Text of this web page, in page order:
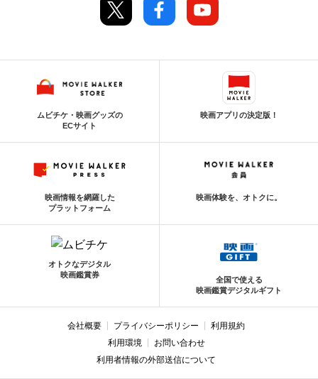
ムビチケ・映画グッズの
ECサイト
映画アプリの決定版！
映画情報を網羅した
プラットフォーム
映画体験を、オトクに。
オトクなデジタル
映画鑑賞券
全国で使える
映画鑑賞デジタルギフト
会社概要 プライバシーポリシー
利用規約
利用環境
お問い合わせ
利用者情報の外部送信について